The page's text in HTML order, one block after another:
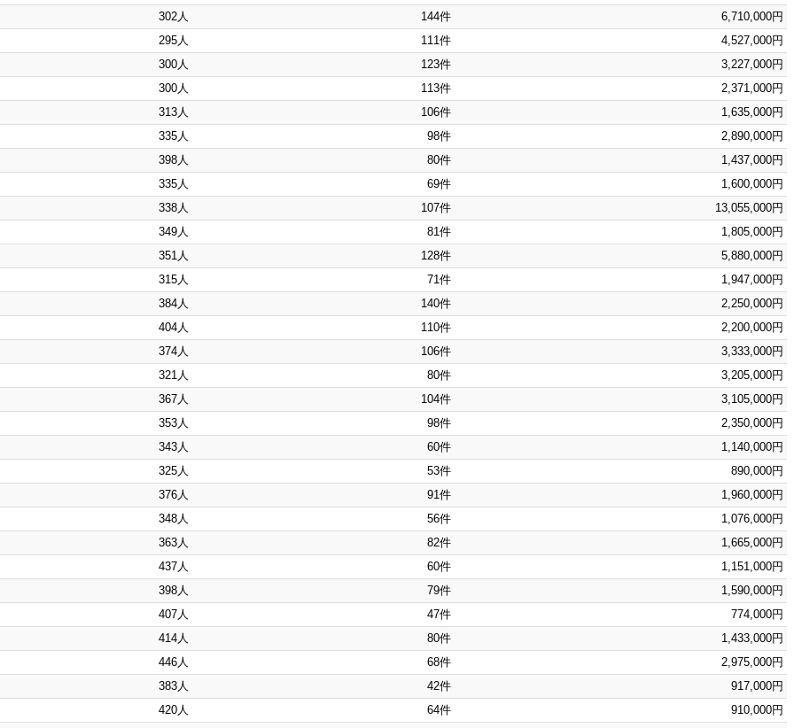
302人 144件
6,710,000円
295人 111件
4,527,000円
300人 123件
3,227,000円
300人 113件
2,371,000円
313人 106件
1,635,000円
335人 98件
2,890,000円
398人 80件
1,437,000円
335人 69件
1,600,000円
338人 107件
13,055,000円
349人 81件
1,805,000円
351人 128件
5,880,000円
315人 71件
1,947,000円
384人 140件
2,250,000円
404人 110件
2,200,000円
374人 106件
3,333,000円
321人 80件
3,205,000円
367人 104件
3,105,000円
353人 98件
2,350,000円
343人 60件
1,140,000円
325人 53件
890,000円
376人 91件
1,960,000円
348人 56件
1,076,000円
363人 82件
1,665,000円
437人 60件
1,151,000円
398人 79件
1,590,000円
407人 47件
774,000円
414人 80件
1,433,000円
446人 68件
2,975,000円
383人 42件
917,000円
420人 64件
910,000円